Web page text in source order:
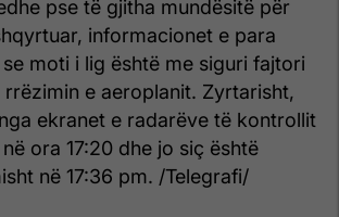
pse të gjitha mundësitë për
informacionet e para
moti i lig është me siguri fajtori
e aeroplanit. Zyrtarisht,
ekranet e radarëve të kontrollit
ora 17:20 dhe jo siç është
në 17:36 pm. /Telegrafi/